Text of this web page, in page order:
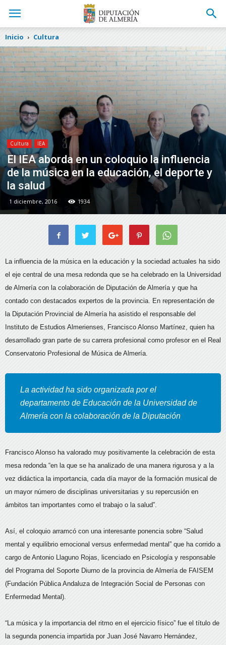
Inicio Cultura
Cultura IEA
El IEA aborda en un coloquio la influencia
de la música en la educación, el deporte y
la salud
1 diciembre, 2016 1934
La influencia de la música en la educación y la sociedad actuales ha sido
el eje central de una mesa redonda que se ha celebrado en la Universidad
de Almería con la colaboración de Diputación de Almería y que ha
contado con destacados expertos de la provincia. En representación de
la Diputación Provincial de Almería ha asistido el responsable del
Instituto de Estudios Almerienses, Francisco Alonso Martínez, quien ha
desarrollado gran parte de su carrera profesional como profesor en el Real
Conservatorio Profesional de Música de Almería.
La actividad ha sido organizada por el
departamento de Educación de la Universidad de
Almería con la colaboración de la Diputación
Francisco Alonso ha valorado muy positivamente la celebración de esta
mesa redonda “en la que se ha analizado de una manera rigurosa y a la
vez didáctica la importancia, cada día mayor de la formación musical de
un mayor número de disciplinas universitarias y su repercusión en
ámbitos tan importantes como el trabajo o la salud”.
Así, el coloquio arramcó con una interesante ponencia sobre “Salud
mental y equilibrio emocional versus enfermedad mental” que ha corrido a
cargo de Antonio Llaguno Rojas, licenciado en Psicología y responsable
del Programa del Soporte Diurno de la provincia de Almería de FAISEM
(Fundación Pública Andaluza de Integración Social de Personas con
Enfermedad Mental).
“La música y la importancia del ritmo en el ejercicio físico” fue el título de
la segunda ponencia impartida por Juan José Navarro Hernández,